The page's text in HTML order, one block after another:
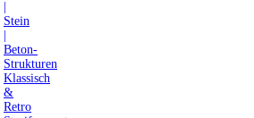
Stein
Beton-
Strukturen
Klassisch
&
Retro